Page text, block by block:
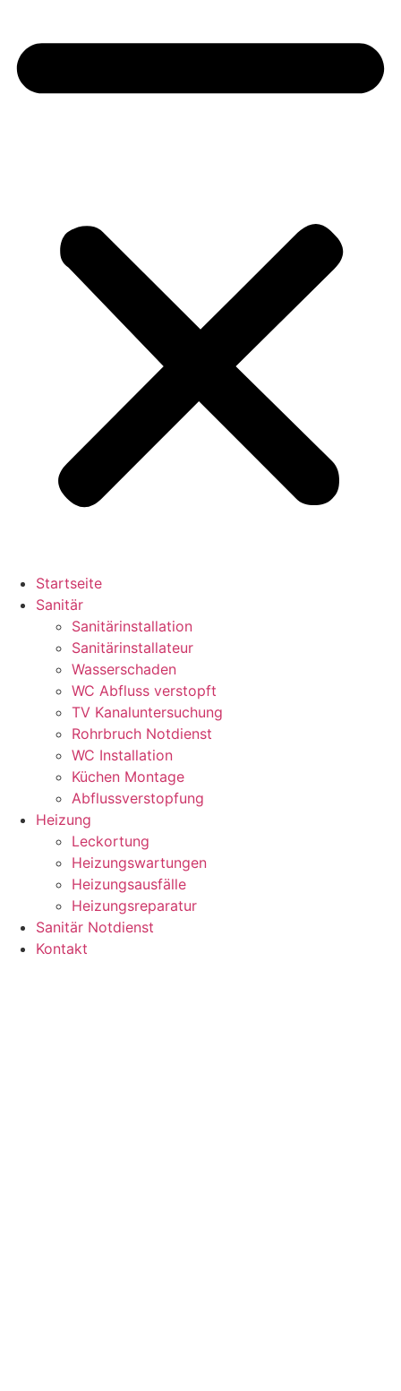
Startseite
Sanitär
Sanitärinstallation
Sanitärinstallateur
Wasserschaden
WC Abfluss verstopft
TV Kanaluntersuchung
Rohrbruch Notdienst
WC Installation
Küchen Montage
Abflussverstopfung
Heizung
Leckortung
Heizungswartungen
Heizungsausfälle
Heizungsreparatur
Sanitär Notdienst
Kontakt